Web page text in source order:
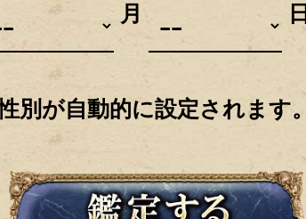
月 日
別が自動的に設定されます。